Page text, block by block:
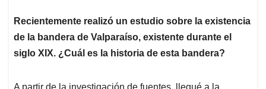
Recientemente realizó un estudio sobre la existencia
de la bandera de Valparaíso, existente durante el
siglo XIX. ¿Cuál es la historia de esta bandera?
A partir de la investigación de fuentes, llegué a la